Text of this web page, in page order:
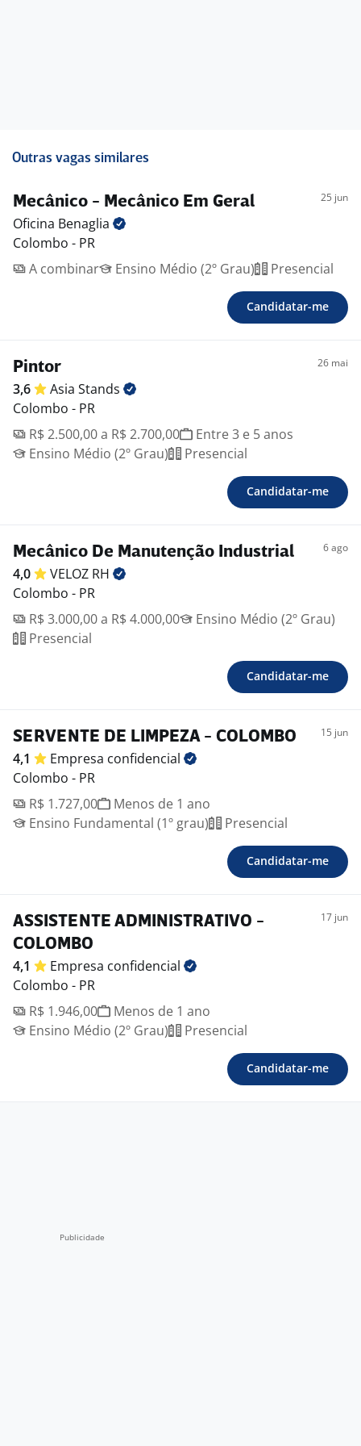
Outras vagas similares
Mecânico - Mecânico Em Geral 25 jun
Oficina Benaglia
Colombo - PR
A combinar
Ensino Médio (2º Grau) Presencial
Candidatar-me
Pintor 26 mai
3,6 Asia Stands
Colombo - PR
R$ 2.500,00 a R$ 2.700,00
Entre 3 e 5 anos
Ensino Médio (2º Grau)
Presencial
Candidatar-me
Mecânico De Manutenção Industrial 6 ago
4,0 VELOZ RH
Colombo - PR
R$ 3.000,00 a R$ 4.000,00
Ensino Médio (2º Grau)
Presencial
Candidatar-me
SERVENTE DE LIMPEZA - COLOMBO 15 jun
4,1 Empresa confidencial
Colombo - PR
R$ 1.727,00
Menos de 1 ano
Ensino Fundamental (1º grau)
Presencial
Candidatar-me
ASSISTENTE ADMINISTRATIVO -
COLOMBO
17 jun
4,1 Empresa confidencial
Colombo - PR
R$ 1.946,00
Menos de 1 ano
Ensino Médio (2º Grau)
Presencial
Candidatar-me